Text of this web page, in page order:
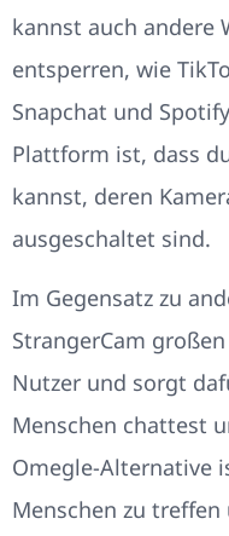
kannst auch andere
entsperren, wie
Snapchat und
Plattform ist, dass
kannst, deren
ausgeschaltet sind.
Im Gegensatz zu
StrangerCam
Nutzer und sorgt
Menschen chattest
Omegle-Alternative
Menschen zu